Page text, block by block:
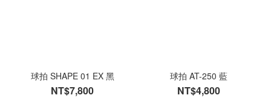
球拍 SHAPE 01 EX 黑
NT$7,800
球拍 AT-250 藍
NT$4,800